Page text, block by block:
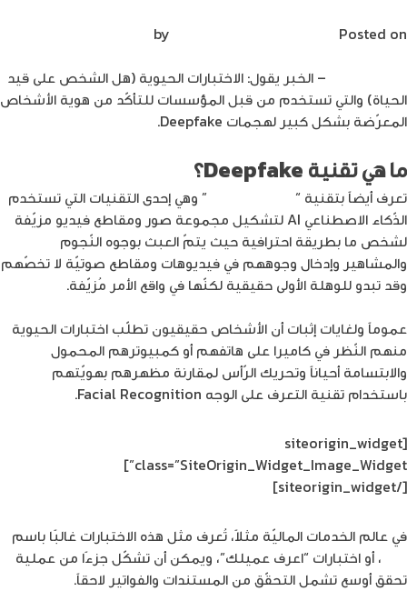
المفكر
في
غضون
من
Posted on
– الخبر يقول: الاختبارات الحيوية (هل الشخص على قيد
الحياة) والتي تستخدم من قبل المؤسسات للتأكّد من هوية الأشخاص
المعرّضة بشكل كبير لهجمات Deepfake.
ما هي تقنية Deepfake؟
تعرف أيضاً بتقنية “
” وهي إحدى التقنيات التي تستخدم
الذّكاء الاصطناعي AI لتشكيل مجموعة صور ومقاطع فيديو مزيّفة
لشخص ما بطريقة احترافية حيث يتمّ العبث بوجوه النّجوم
والمشاهير وإدخال وجوههم في فيديوهات ومقاطع صوتيّة لا تخصّهم
وقد تبدو للوهلة الأولى حقيقية لكنّها في واقع الأمر مُزيّفة.
عموماً ولغايات إثبات أن الأشخاص حقيقيون تطلّب اختبارات الحيوية
منهم النّظر في كاميرا على هاتفهم أو كمبيوترهم المحمول
والابتسامة أحياناً وتحريك الرّأس لمقارنة مظهرهم بهويّتهم
باستخدام تقنية التعرف على الوجه Facial Recognition.
[siteorigin_widget
class=”SiteOrigin_Widget_Image_Widget”]
[/siteorigin_widget]
في عالم الخدمات الماليّة مثلاً، تُعرف مثل هذه الاختبارات غالبًا باسم
، أو اختبارات “اعرف عميلك”، ويمكن أن تشكّل جزءًا من عملية
تحقق أوسع تشمل التحقّق من المستندات والفواتير لاحقاً.